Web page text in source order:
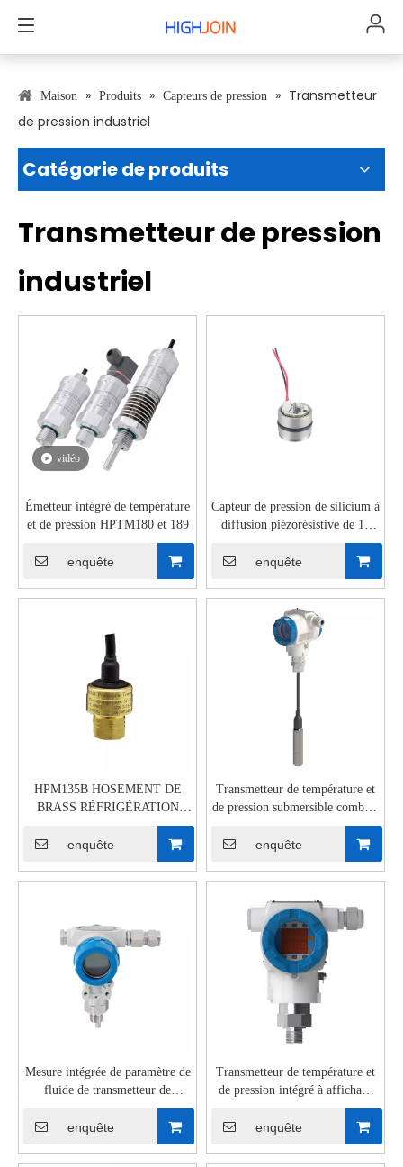
Maison » Produits » Capteurs de pression » Transmetteur
de pression industriel
Catégorie de produits
Transmetteur de pression
industriel
vidéo
Émetteur intégré de température
et de pression HPTM180 et 189
enquête
Capteur de pression de silicium à
diffusion piézorésistive de 19
mm de diamètre HP15M
enquête
HPM135B HOSEMENT DE
BRASS RÉFRIGÉRATION
SPÉCIAL Utilisé HVAC
Pression Transmittter
enquête
Transmetteur de température et
de pression submersible combiné
à canal LED à 2 voies
HPTM480
enquête
Mesure intégrée de paramètre de
fluide de transmetteur de
pression de température
HPTM280
enquête
Transmetteur de température et
de pression intégré à affichage
bidirectionnel HPTM890
enquête